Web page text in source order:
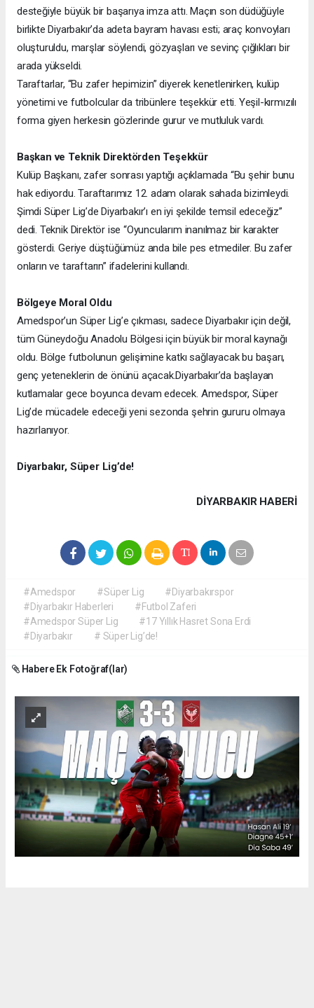
desteğiyle büyük bir başarıya imza attı. Maçın son düdüğüyle
birlikte Diyarbakır’da adeta bayram havası esti; araç konvoyları
oluşturuldu, marşlar söylendi, gözyaşları ve sevinç çığlıkları bir
arada yükseldi.
Taraftarlar, “Bu zafer hepimizin” diyerek kenetlenirken, kulüp
yönetimi ve futbolcular da tribünlere teşekkür etti. Yeşil-kırmızılı
forma giyen herkesin gözlerinde gurur ve mutluluk vardı.
Başkan ve Teknik Direktörden Teşekkür
Kulüp Başkanı, zafer sonrası yaptığı açıklamada “Bu şehir bunu
hak ediyordu. Taraftarımız 12. adam olarak sahada bizimleydi.
Şimdi Süper Lig’de Diyarbakır’ı en iyi şekilde temsil edeceğiz”
dedi. Teknik Direktör ise “Oyuncularım inanılmaz bir karakter
gösterdi. Geriye düştüğümüz anda bile pes etmediler. Bu zafer
onların ve taraftarın” ifadelerini kullandı.
Bölgeye Moral Oldu
Amedspor’un Süper Lig’e çıkması, sadece Diyarbakır için değil,
tüm Güneydoğu Anadolu Bölgesi için büyük bir moral kaynağı
oldu. Bölge futbolunun gelişimine katkı sağlayacak bu başarı,
genç yeteneklerin de önünü açacak.Diyarbakır’da başlayan
kutlamalar gece boyunca devam edecek. Amedspor, Süper
Lig’de mücadele edeceği yeni sezonda şehrin gururu olmaya
hazırlanıyor.
Diyarbakır, Süper Lig’de!
DIYARBAKIR HABERİ
#Amedspor #Süper Lig
#Diyarbakırspor
#Diyarbakır Haberleri
#Futbol Zaferi
#Amedspor Süper Lig
#17 Yıllık Hasret Sona Erdi
#Diyarbakır
# Süper Lig’de!
Habere Ek Fotoğraf(lar)